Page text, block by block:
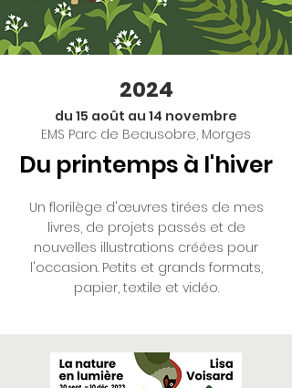
2024
du 15 août au 14 novembre
EMS Parc de Beausobre, Morges
Du printemps à l'hiver
Un florilège d'œuvres tirées de mes
livres, de projets passés et de
nouvelles illustrations créées pour
l'occasion. Petits et grands formats,
papier, textile et vidéo.